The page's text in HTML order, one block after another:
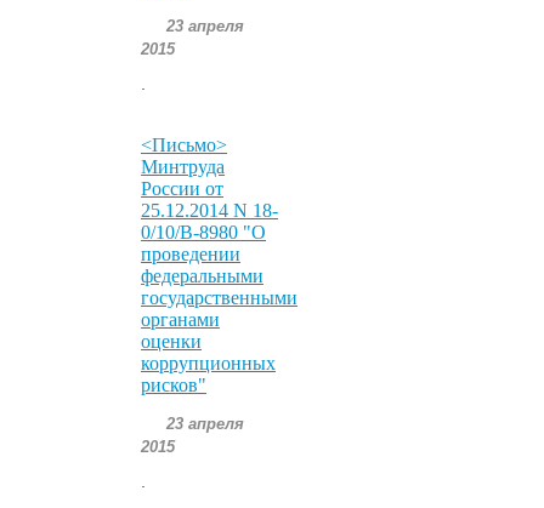
23 апреля
2015
<Письмо>
Минтруда
России от
25.12.2014 N 18-
0/10/В-8980 "О
проведении
федеральными
государственными
органами
оценки
коррупционных
рисков"
23 апреля
2015
.